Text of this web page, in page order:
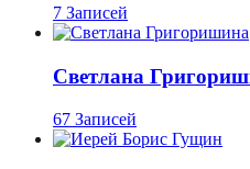
7 Записей
Светлана
67 Записей